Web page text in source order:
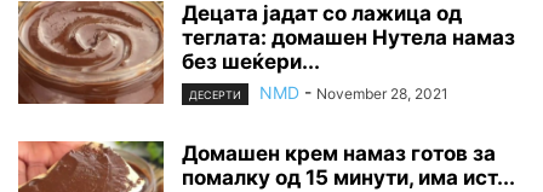
Децата јадат со лажица од
теглата: домашен Нутела намаз
без шеќери...
ДЕСЕРТИ NMD - November 28, 2021
Домашен крем намаз готов за
помалку од 15 минути, има ист...